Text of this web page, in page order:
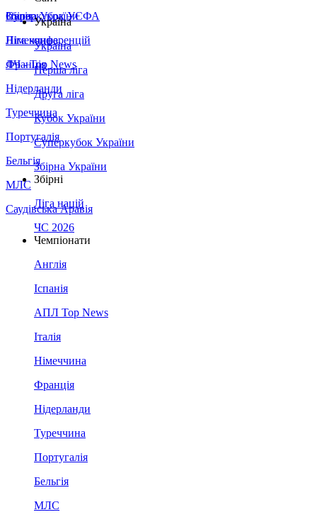
Збірна України
Італія
Німеччина
Франція
Нідерланди
Туреччина
Португалія
Бельгія
МЛС
Саудівська Аравія
Суперкубок УЄФА
Ліга конференцій
ЛЧ - Top News
Україна
Україна
Перша ліга
Друга ліга
Кубок України
Суперкубок України
Збірна України
Збірні
Ліга націй
ЧС 2026
Чемпіонати
Англія
Іспанія
АПЛ Top News
Італія
Німеччина
Франція
Нідерланди
Туреччина
Португалія
Бельгія
МЛС